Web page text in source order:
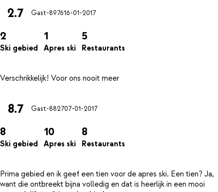
2.7 Gast-897616-01-2017
2
Ski gebied
1
Apres ski
5
Restaurants
8.7 Gast-882707-01-2017
8
Ski gebied
10
Apres ski
8
Restaurants
Prima gebied en ik geef een tien voor de apres ski. Een tien? Ja,
want die ontbreekt bijna volledig en dat is heerlijk in een mooi